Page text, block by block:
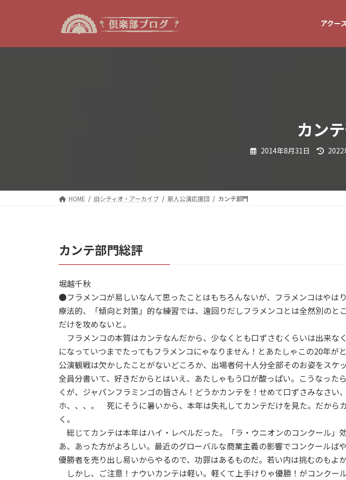
アクー
カン
2014年8月31日 最
終
:
2022
HOME 旧シティオ・アーカイブ 新人公演応援団 カンテ部門
カンテ部門総評
堀越千秋
●フラメンコが易しいなんて思ったことはもちろんないが、フラメンコはやは
療法的、「傾向と対策」的な練習では、遠回りだしフラメンコとは全然別のと
だけを攻めないと。
フラメンコの本質はカンテなんだから、少なくとも口ずさむくらいは出来な
になっていつまでたってもフラメンコにゃなりません！とあたしゃこの20年が
公演観戦は欠かしたことがないどころか、出場者何十人分全部そのお姿をスケ
全員分書いて、好きだからとはいえ、あたしゃもう口が酸っぱい。こうなった
くが、ジャパンフラミンゴの皆さん！どうかカンテを！せめて口ずさみなさい
ホ、、、。 死にそうに暑いから、本年は失礼してカンテだけを見た。だから
く。
総じてカンテは本年はハイ・レベルだった。「ラ・ウニオンのコンクール」
あ、あった方がよろしい。最近のグローバルな商業主義の影響でコンクールば
優勝者を売り出し易いからやるので、功罪はあるものだ。若い内は挑むのもよか
しかし、ご注意！ナウいカンテは軽い。軽くて上手けりゃ優勝！がコンクー